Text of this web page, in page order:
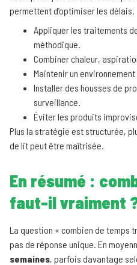
permettent d’optimiser les délais.
Appliquer les traitements
méthodique.
Combiner chaleur,
Maintenir un
Installer des housses de
surveillance.
Éviter les produits
Plus la stratégie est structurée,
de lit peut être maîtrisée.
En résumé :
faut-il vraiment
La question « combien de temps
pas de réponse unique. En
semaines, parfois davantage